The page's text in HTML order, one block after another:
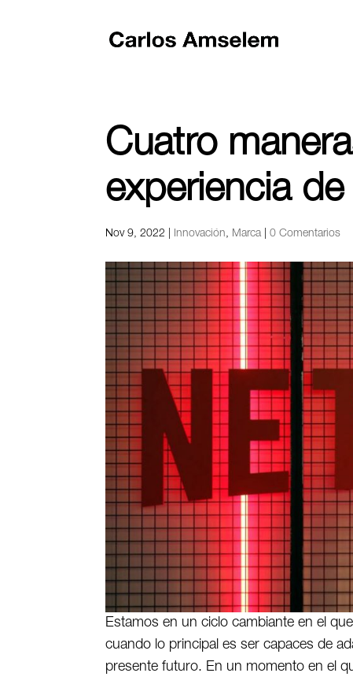
Cuatro
experiencia
Nov 9, 2022 Innovación, Marca |0 Comentarios
Estamos en un ciclo cambiante en el
cuando lo principal es ser capaces de
presente futuro. En un momento en el